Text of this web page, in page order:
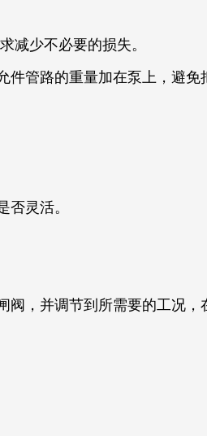
少不必要的损失。
管路的重量加在泵上，避免
灵活。
并调节到所需要的工况，